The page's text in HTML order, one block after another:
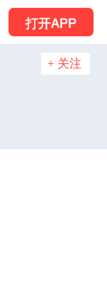
打开APP
+ 关注